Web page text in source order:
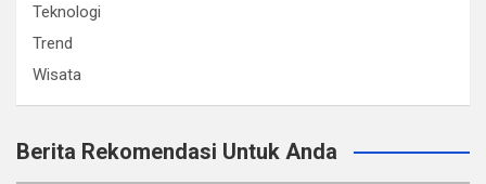
Teknologi
Trend
Wisata
Berita Rekomendasi Untuk Anda